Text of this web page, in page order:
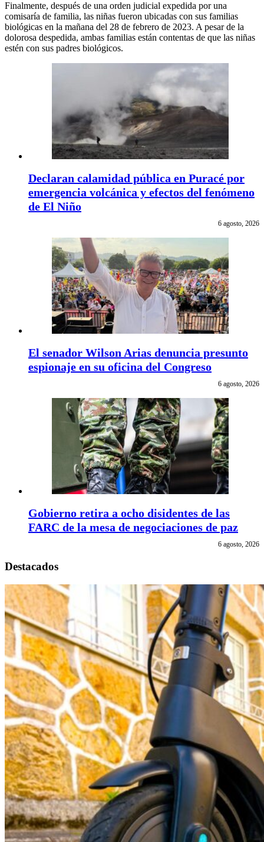
Finalmente, después de una orden judicial expedida por una
comisaría de familia, las niñas fueron ubicadas con sus familias
biológicas en la mañana del 28 de febrero de 2023. A pesar de la
dolorosa despedida, ambas familias están contentas de que las niñas
estén con sus padres biológicos.
Declaran calamidad pública en Puracé por
emergencia volcánica y efectos del fenómeno
de El Niño
6 agosto, 2026
El senador Wilson Arias denuncia presunto
espionaje en su oficina del Congreso
6 agosto, 2026
Gobierno retira a ocho disidentes de las
FARC de la mesa de negociaciones de paz
6 agosto, 2026
Destacados